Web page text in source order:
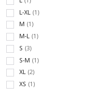
L-XL (1)
M (1)
M-L (1)
S (3)
S-M (1)
XL (2)
XS (1)